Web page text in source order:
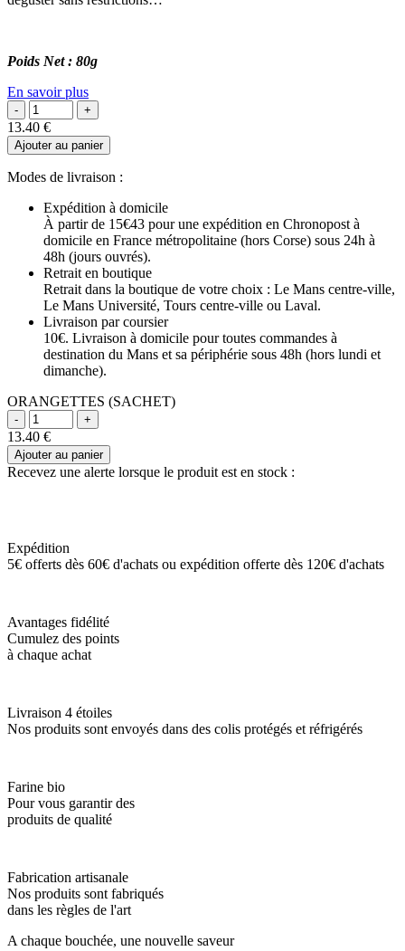
Poids Net : 80g
En savoir plus
13.40 €
Ajouter au panier
Modes de livraison :
Expédition à domicile
À partir de 15€43 pour une expédition en Chronopost à
domicile en France métropolitaine (hors Corse) sous 24h à
48h (jours ouvrés).
Retrait en boutique
Retrait dans la boutique de votre choix : Le Mans centre-ville,
Le Mans Université, Tours centre-ville ou Laval.
Livraison par coursier
10€. Livraison à domicile pour toutes commandes à
destination du Mans et sa périphérie sous 48h (hors lundi et
dimanche).
ORANGETTES (SACHET)
13.40 €
Ajouter au panier
Recevez une alerte lorsque le produit est en stock :
Expédition
5€ offerts dès 60€ d'achats ou expédition offerte dès 120€ d'achats
Avantages fidélité
Cumulez des points
à chaque achat
Livraison 4 étoiles
Nos produits sont envoyés dans des colis protégés et réfrigérés
Farine bio
Pour vous garantir des
produits de qualité
Fabrication artisanale
Nos produits sont fabriqués
dans les règles de l'art
A chaque bouchée, une nouvelle saveur